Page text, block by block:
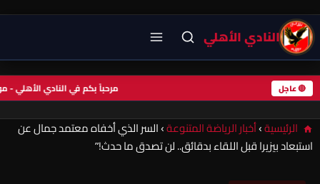
النادي الأهلي
🔴 عاجل مرحباً بكم في النادي الأهلي
الرئيسية›أخبار الرياضة المتنوعة›السر الذي أخفاه معتمد جمال عن
استبعاد بيزيرا قبل اللقاء بدقائق.. لن تصدق ما حدث!”